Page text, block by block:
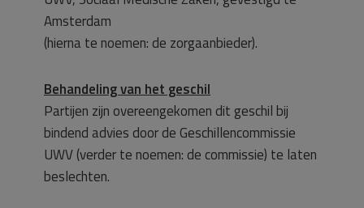
Amsterdam
(hierna te noemen: de zorgaanbieder).
Behandeling van het geschil
Partijen zijn overeengekomen dit geschil bij
bindend advies door de Geschillencommissie
UWV (verder te noemen: de commissie) te laten
beslechten.